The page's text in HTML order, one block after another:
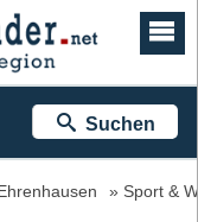
Suchen
Sport &